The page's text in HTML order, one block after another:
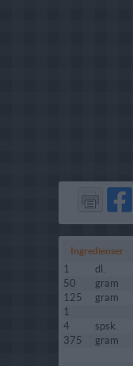
Del
på
Ingredienser
1 dl.
50
gram
125
gram
1
4
spsk.
375
gram